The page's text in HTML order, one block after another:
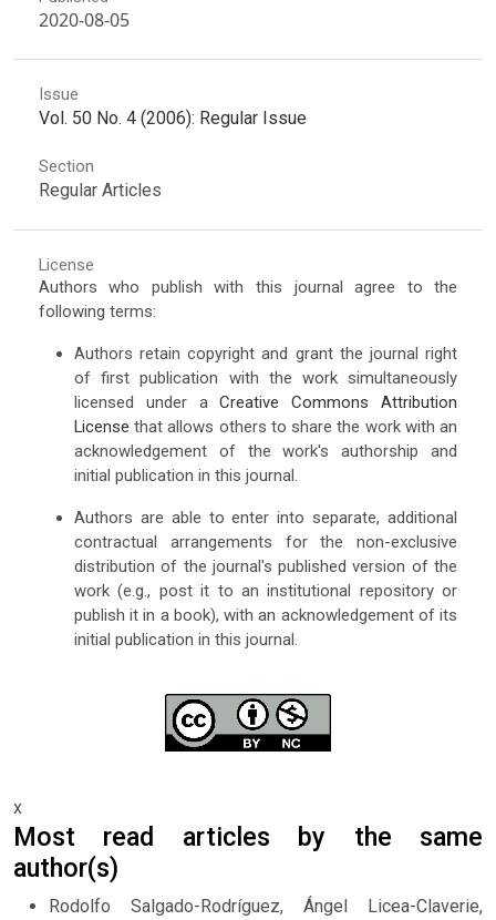
2020-08-05
Issue
Vol. 50 No. 4 (2006): Regular Issue
Section
Regular Articles
License
Authors who publish with this journal agree to the
following terms:
Authors retain copyright and grant the journal right
of first publication with the work simultaneously
licensed under aCreative Commons Attribution
License that allows others to share the work with an
acknowledgement of the work's authorship and
initial publication in this journal.
Authors are able to enter into separate, additional
contractual arrangements for the non-exclusive
distribution of the journal's published version of the
work (e.g., post it to an institutional repository or
publish it in a book), with an acknowledgement of its
initial publication in this journal.
x
Most read articles by the same
author(s)
Rodolfo Salgado-Rodríguez, Ángel Licea-Claverie,